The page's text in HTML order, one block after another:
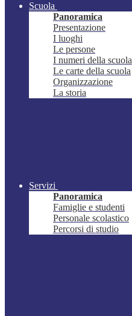
Scuola
Panoramica
Presentazione
I luoghi
Le persone
I numeri della scuola
Le carte della scuola
Organizzazione
La storia
Servizi
Panoramica
Famiglie e studenti
Personale scolastico
Percorsi di studio